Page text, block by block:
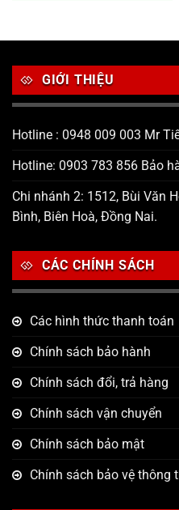
GIỚI THIỆU
Hotline : 0948 009 003 Mr
Hotline: 0903 783 856 Bảo
Chi nhánh 2: 1512, Bùi Văn
Bình, Biên Hoà, Đồng Nai.
CÁC CHÍNH SÁCH
Các hình thức thanh toán
Chính sách bảo hành
Chính sách đổi, trả hàng
Chính sách vận chuyển
Chính sách bảo mật
Chính sách bảo vệ thông